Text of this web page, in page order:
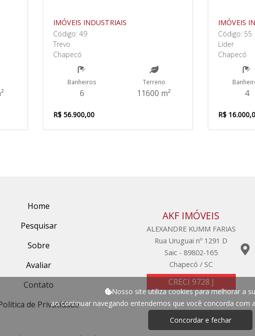
IMÓVEIS INDUSTRIAIS
Código: 49
Trevo
Chapecó
Banheiros
6
Terreno
11600 m²
R$ 56.900,00
IMÓVEIS
Código: 55
Líder
Chapecó
4
R$
Nosso site utiliza cookies para melhorar a
ao continuar navegando entendemos que você concorda com
Concordar e fechar
Home
Pesquisar
Sobre
Avaliar
Contato
de Privacidade
AKF IMÓVEIS
ALEXANDRE KUMM FARIAS
Rua Uruguai nº 1291 D
Saic - 89802-165
Chapecó / SC
CRECI 9728 J